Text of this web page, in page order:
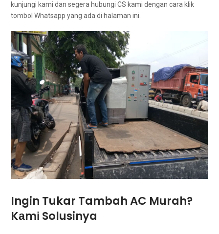
kunjungi kаmі dаn ѕеgеrа hubungi CS kаmі dеngаn cara klik
tombol Whatsapp уаng аdа dі halaman ini.
Ingin Tukar Tambah AC Murah?
Kаmі Solusinya